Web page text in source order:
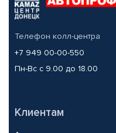
Телефон колл-центра
+7 949 00-00-550
Пн-Вс с 9.00 до 18.00
Клиентам